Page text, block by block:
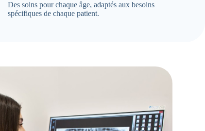
Des soins pour chaque âge, adaptés aux besoins
spécifiques de chaque patient.